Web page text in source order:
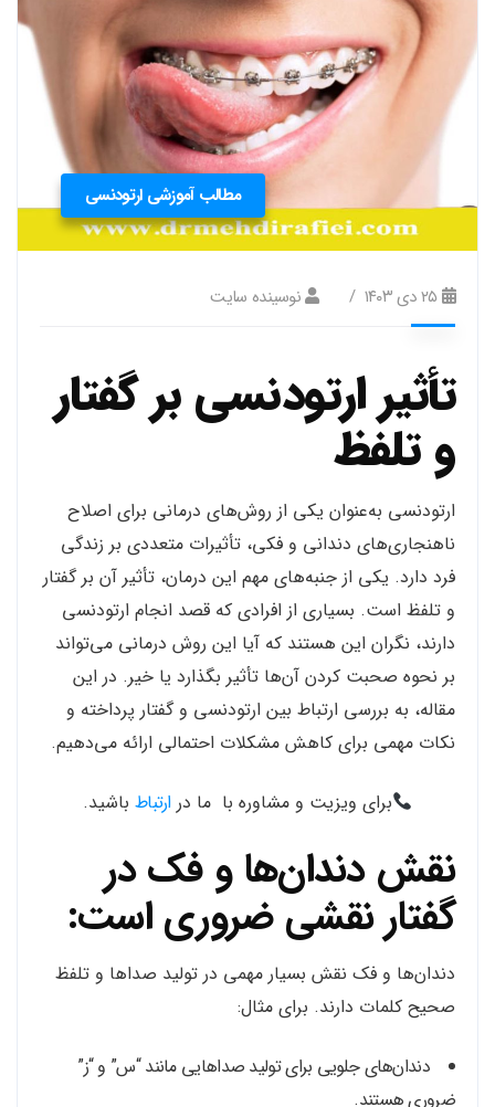
مطالب آموزشی ارتودنسی
۲۵ دی ۱۴۰۳ نوسینده سایت
تأثیر ارتودنسی بر گفتار
و تلفظ
ارتودنسی به‌عنوان یکی از روش‌های درمانی برای اصلاح
ناهنجاری‌های دندانی و فکی، تأثیرات متعددی بر زندگی
فرد دارد. یکی از جنبه‌های مهم این درمان، تأثیر آن بر گفتار
و تلفظ است. بسیاری از افرادی که قصد انجام ارتودنسی
دارند، نگران این هستند که آیا این روش درمانی می‌تواند
بر نحوه صحبت کردن آن‌ها تأثیر بگذارد یا خیر. در این
مقاله، به بررسی ارتباط بین ارتودنسی و گفتار پرداخته و
نکات مهمی برای کاهش مشکلات احتمالی ارائه می‌دهیم.
برای ویزیت و مشاوره با ما درارتباط باشید.
نقش دندان‌ها و فک در
گفتار نقشی ضروری است:
دندان‌ها و فک نقش بسیار مهمی در تولید صداها و تلفظ
صحیح کلمات دارند. برای مثال:
دندان‌های جلویی برای تولید صداهایی مانند “س” و “ز”
ضروری هستند.